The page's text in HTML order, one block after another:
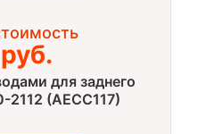
для заднего
2112 (AECC117)